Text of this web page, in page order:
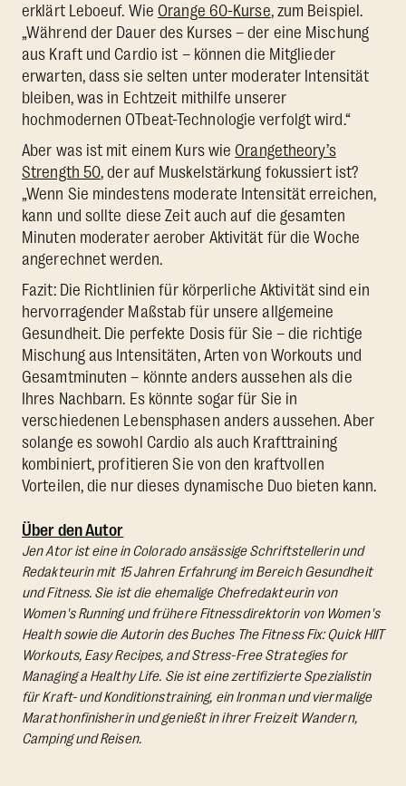
erklärt Leboeuf. Wie Orange 60-Kurse, zum Beispiel.
„Während der Dauer des Kurses – der eine Mischung
aus Kraft und Cardio ist – können die Mitglieder
erwarten, dass sie selten unter moderater Intensität
bleiben, was in Echtzeit mithilfe unserer
hochmodernen OTbeat-Technologie verfolgt wird.“
Aber was ist mit einem Kurs wie Orangetheory’s
Strength 50, der auf Muskelstärkung fokussiert ist?
„Wenn Sie mindestens moderate Intensität erreichen,
kann und sollte diese Zeit auch auf die gesamten
Minuten moderater aerober Aktivität für die Woche
angerechnet werden.
Fazit: Die Richtlinien für körperliche Aktivität sind ein
hervorragender Maßstab für unsere allgemeine
Gesundheit. Die perfekte Dosis für Sie – die richtige
Mischung aus Intensitäten, Arten von Workouts und
Gesamtminuten – könnte anders aussehen als die
Ihres Nachbarn. Es könnte sogar für Sie in
verschiedenen Lebensphasen anders aussehen. Aber
solange es sowohl Cardio als auch Krafttraining
kombiniert, profitieren Sie von den kraftvollen
Vorteilen, die nur dieses dynamische Duo bieten kann.
Über den Autor
Jen Ator ist eine in Colorado ansässige Schriftstellerin und
Redakteurin mit 15 Jahren Erfahrung im Bereich Gesundheit
und Fitness. Sie ist die ehemalige Chefredakteurin von
Women's Running und frühere Fitnessdirektorin von Women's
Health sowie die Autorin des Buches The Fitness Fix: Quick HIIT
Workouts, Easy Recipes, and Stress-Free Strategies for
Managing a Healthy Life. Sie ist eine zertifizierte Spezialistin
für Kraft- und Konditionstraining, ein Ironman und viermalige
Marathonfinisherin und genießt in ihrer Freizeit Wandern,
Camping und Reisen.